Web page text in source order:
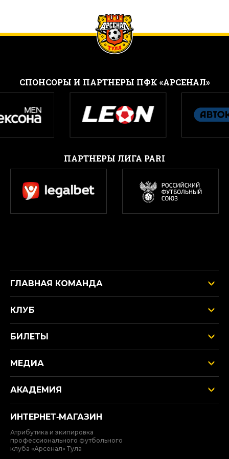
CПОНСОРЫ И ПАРТНЕРЫ ПФК «АРСЕНАЛ»
ПАРТНЕРЫ ЛИГА PARI
ГЛАВНАЯ КОМАНДА
КЛУБ
БИЛЕТЫ
МЕДИА
АКАДЕМИЯ
ИНТЕРНЕТ‑МАГАЗИН
Атрибутика и экипировка
профессионального футбольного
клуба «Арсенал» Тула